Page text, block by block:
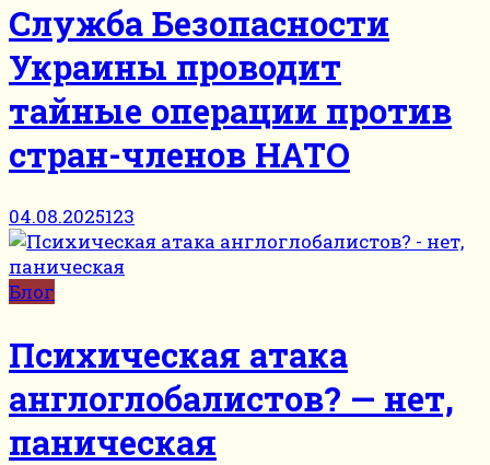
Служба Безопасности
Украины проводит
тайные операции против
стран-членов НАТО
04.08.2025123
Блог
Психическая атака
англоглобалистов? — нет,
паническая